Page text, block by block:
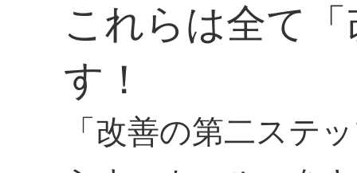
これらは全て
す！
「改善の第二ステ